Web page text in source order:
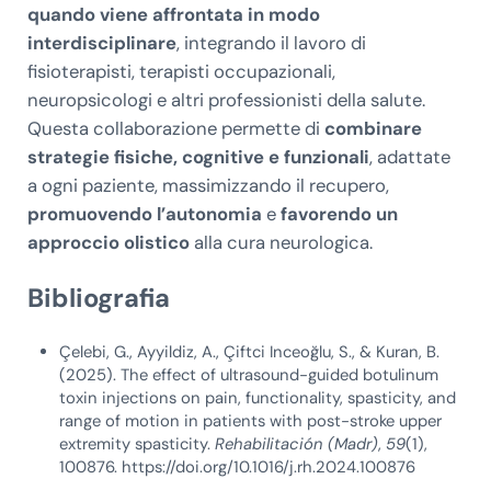
quando viene affrontata in modo
interdisciplinare, integrando il lavoro di
fisioterapisti, terapisti occupazionali,
neuropsicologi e altri professionisti della salute.
Questa collaborazione permette di combinare
strategie fisiche, cognitive e funzionali, adattate
a ogni paziente, massimizzando il recupero,
promuovendo l’autonomia efavorendo un
approccio olisticoalla cura neurologica.
Bibliografia
Çelebi, G., Ayyildiz, A., Çiftci Inceoğlu, S., & Kuran, B.
(2025). The effect of ultrasound-guided botulinum
toxin injections on pain, functionality, spasticity, and
range of motion in patients with post-stroke upper
extremity spasticity.Rehabilitación (Madr), 59(1),
100876. https://doi.org/10.1016/j.rh.2024.100876